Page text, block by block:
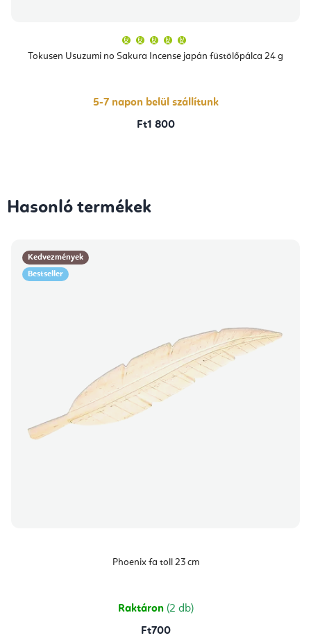
Tokusen Usuzumi no Sakura Incense japán füstölőpálca 24 g
átlagos
értékelése
csillag.
5-7 napon belül szállítunk
Ft1 800
Hasonló termékek
Kedvezmények
Bestseller
Phoenix fa toll 23 cm
Raktáron (2 db)
Ft700